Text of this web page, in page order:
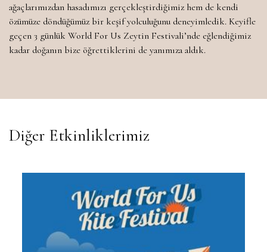
ağaçlarımızdan hasadımızı gerçekleştirdiğimiz hem de kendi
özümüze döndüğümüz bir keşif yolculuğunu deneyimledik. Keyifle
geçen 3 günlük World For Us Zeytin Festivali’nde eğlendiğimiz
kadar doğanın bize öğrettiklerini de yanımıza aldık.
Diğer Etkinliklerimiz